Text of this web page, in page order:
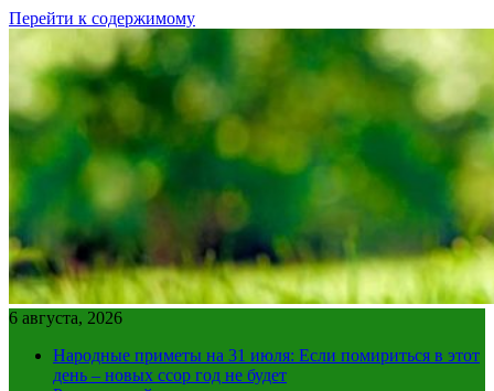
Перейти к содержимому
6 августа, 2026
Народные приметы на 31 июля: Если помириться в этот
день – новых ссор год не будет